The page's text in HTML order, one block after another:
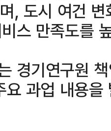
, 도시 여건
스 만족도를
경기연구원
과업 내용을